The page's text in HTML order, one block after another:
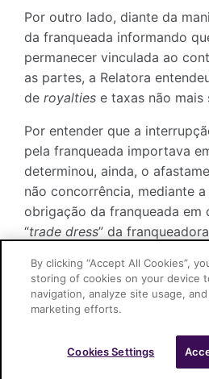
Por outro lado, diante da
da franqueada informando
permanecer vinculada ao
as partes, a Relatora
de royalties e taxas não mais
Por entender que a
pela franqueada importava
determinou, ainda, o
não concorrência, mediante
obrigação da franqueada em
“trade dress” da
consumidores.
Acesso ao acórdão aqui.
Cascione
By clicking “Accept All Cookies”,
storing of cookies on your device
navigation, analyze site usage,
marketing efforts.
Cookies Settings